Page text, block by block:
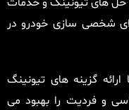
شخصی سازی خودرو در
گزینه های تیونینگ
و فردیت را بهبود می